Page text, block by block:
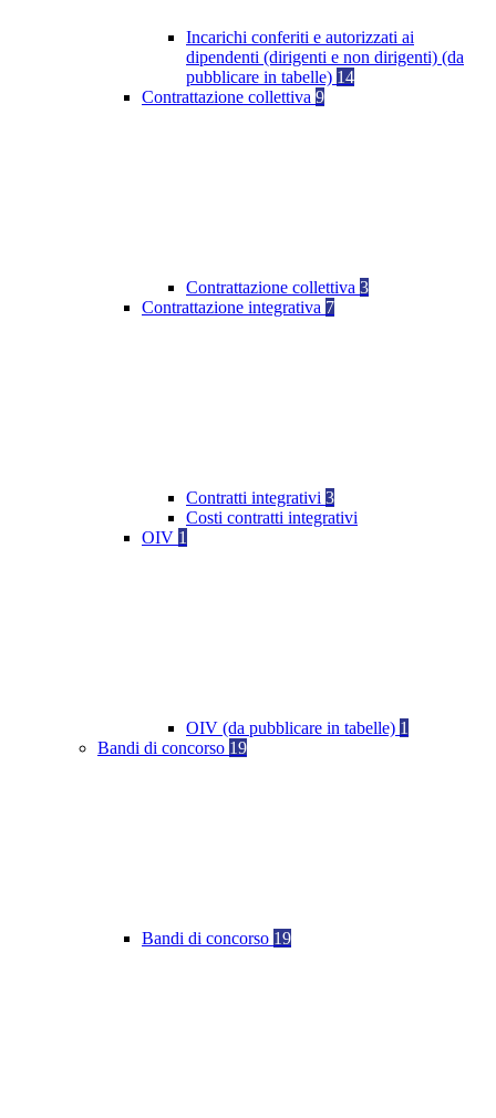
Incarichi conferiti e autorizzati ai
dipendenti (dirigenti e non dirigenti) (da
pubblicare in tabelle) 14
Contrattazione collettiva 9
Contrattazione collettiva 3
Contrattazione integrativa 7
Contratti integrativi 3
Costi contratti integrativi
OIV 1
OIV (da pubblicare in tabelle) 1
Bandi di concorso 19
Bandi di concorso 19